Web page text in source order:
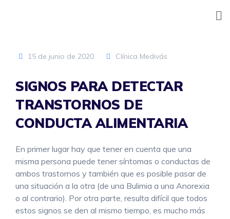
15 de junio de 2020 Clínica Medivás
SIGNOS PARA DETECTAR
TRANSTORNOS DE
CONDUCTA ALIMENTARIA
En primer lugar hay que tener en cuenta que una
misma persona puede tener síntomas o conductas de
ambos trastornos y también que es posible pasar de
una situación a la otra (de una Bulimia a una Anorexia
o al contrario). Por otra parte, resulta difícil que todos
estos signos se den al mismo tiempo, es mucho más